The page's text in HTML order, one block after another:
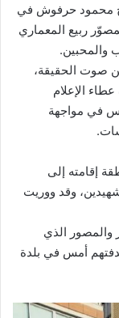
محمود حرفوش في
ربيع المعماري
والمحبين.
صوت الحقيقة،
الإعلام
في مواجهة
إقامته إلى
وقد ووريت
الذي
أمس في بلدة